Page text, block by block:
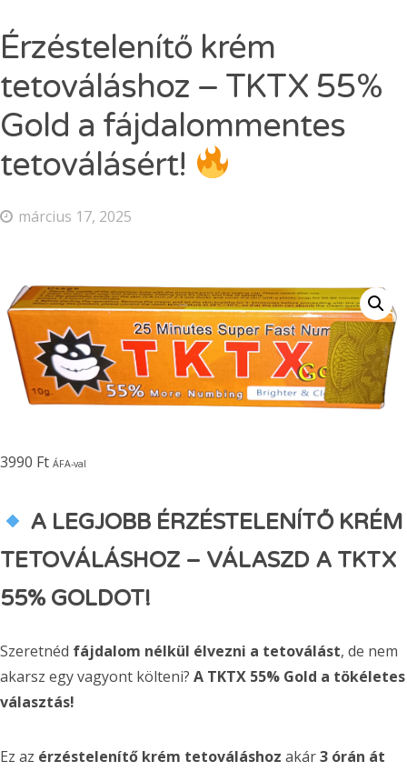
ÜZLETI
Search
Érzéstelenítő krém
tetováláshoz – TKTX 55%
Gold a fájdalommentes
tetoválásért!
március 17, 2025
3990 Ft ÁFA-val
A LEGJOBB ÉRZÉSTELENÍTŐ KRÉM
TETOVÁLÁSHOZ – VÁLASZD A TKTX
55% GOLDOT!
Szeretnéd fájdalom nélkül élvezni a tetoválást, de nem
akarsz egy vagyont költeni? A TKTX 55% Gold a tökéletes
választás!
Ez az érzéstelenítő krém tetováláshoz akár3 órán át